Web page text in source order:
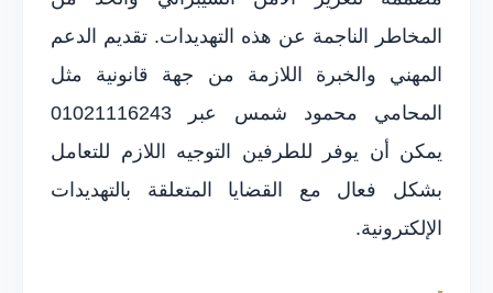
المخاطر الناجمة عن هذه التهديدات. تقديم الدعم
المهني والخبرة اللازمة من جهة قانونية مثل
المحامي محمود شمس عبر 01021116243
يمكن أن يوفر للطرفين التوجيه اللازم للتعامل
بشكل فعال مع القضايا المتعلقة بالتهديدات
الإلكترونية.